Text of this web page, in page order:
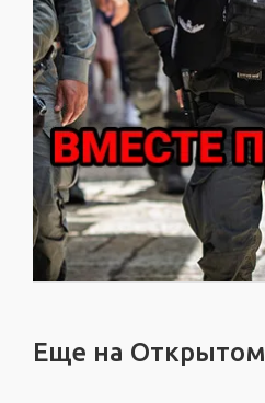
Еще на Открытом